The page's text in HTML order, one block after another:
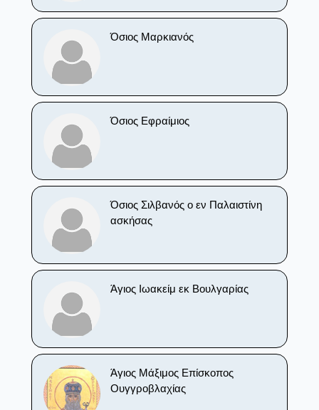
Όσιος Μαρκιανός
Όσιος Εφραίμιος
Όσιος Σιλβανός ο εν Παλαιστίνη
ασκήσας
Άγιος Ιωακείμ εκ Βουλγαρίας
Άγιος Μάξιμος Επίσκοπος
Ουγγροβλαχίας